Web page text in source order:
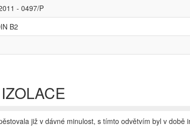
- 0497/P
B2
již v dávné minulost, s tímto odvětvím byl v